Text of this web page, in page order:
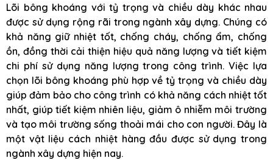
Lõi bông khoáng với tỷ trọng và chiều dày khác nhau
được sử dụng rộng rãi trong ngành xây dựng. Chúng có
khả năng giữ nhiệt tốt, chống cháy, chống ẩm, chống
ồn, đồng thời cải thiện hiệu quả năng lượng và tiết kiệm
chi phí sử dụng năng lượng trong công trình. Việc lựa
chọn lõi bông khoáng phù hợp về tỷ trọng và chiều dày
giúp đảm bảo cho công trình có khả năng cách nhiệt tốt
nhất, giúp tiết kiệm nhiên liệu, giảm ô nhiễm môi trường
và tạo môi trường sống thoải mái cho con người. Đây là
một vật liệu cách nhiệt hàng đầu được sử dụng trong
ngành xây dựng hiện nay.